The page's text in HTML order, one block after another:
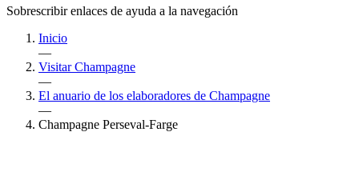
Sobrescribir enlaces de ayuda a la navegación
Inicio
—
Visitar Champagne
—
El anuario de los elaboradores de Champagne
—
Champagne Perseval-Farge